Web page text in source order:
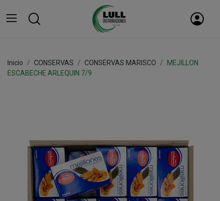
Inicio CONSERVAS CONSERVAS MARISCO
MEJILLON
ESCABECHE ARLEQUIN 7/9